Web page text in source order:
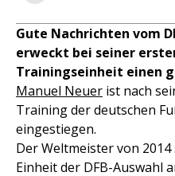
Gute Nachrichten vom
erweckt bei seiner
Trainingseinheit einen
Manuel Neuer ist nach
Training der deutschen
eingestiegen.
Der Weltmeister von
Einheit der DFB-Auswahl